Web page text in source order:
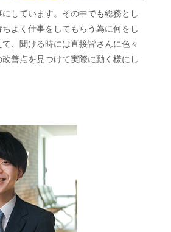
しています。その中でも総務とし
よく仕事をしてもらう為に何をし
、聞ける時には直接皆さんに色々
善点を見つけて実際に動く様にし